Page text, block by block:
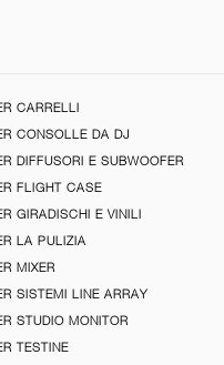
CARRELLI
CONSOLLE DA DJ
DIFFUSORI E SUBWOOFER
FLIGHT CASE
GIRADISCHI E VINILI
LA PULIZIA
MIXER
SISTEMI LINE ARRAY
STUDIO MONITOR
TESTINE